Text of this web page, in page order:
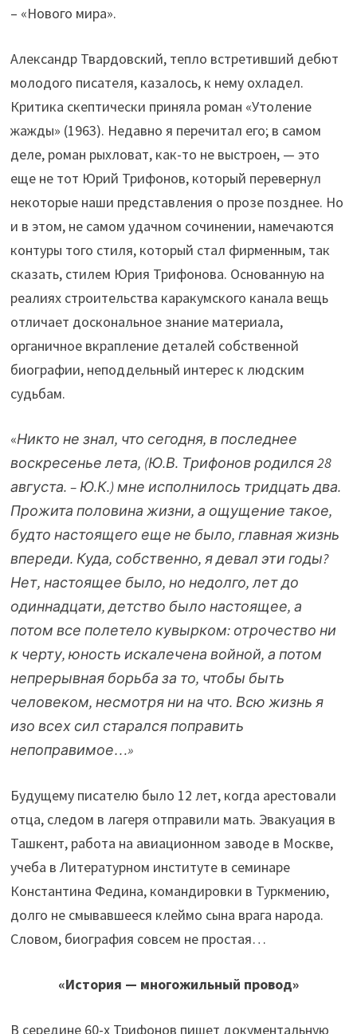
– «Нового мира».
Александр Твардовский, тепло встретивший дебют
молодого писателя, казалось, к нему охладел.
Критика скептически приняла роман «Утоление
жажды» (1963). Недавно я перечитал его; в самом
деле, роман рыхловат, как-то не выстроен, — это
еще не тот Юрий Трифонов, который перевернул
некоторые наши представления о прозе позднее. Но
и в этом, не самом удачном сочинении, намечаются
контуры того стиля, который стал фирменным, так
сказать, стилем Юрия Трифонова. Основанную на
реалиях строительства каракумского канала вещь
отличает доскональное знание материала,
органичное вкрапление деталей собственной
биографии, неподдельный интерес к людским
судьбам.
«Никто не знал, что сегодня, в последнее
воскресенье лета, (Ю.В. Трифонов родился 28
августа. – Ю.К.) мне исполнилось тридцать два.
Прожита половина жизни, а ощущение такое,
будто настоящего еще не было, главная жизнь
впереди. Куда, собственно, я девал эти годы?
Нет, настоящее было, но недолго, лет до
одиннадцати, детство было настоящее, а
потом все полетело кувырком: отрочество ни
к черту, юность искалечена войной, а потом
непрерывная борьба за то, чтобы быть
человеком, несмотря ни на что. Всю жизнь я
изо всех сил старался поправить
непоправимое…»
Будущему писателю было 12 лет, когда арестовали
отца, следом в лагеря отправили мать. Эвакуация в
Ташкент, работа на авиационном заводе в Москве,
учеба в Литературном институте в семинаре
Константина Федина, командировки в Туркмению,
долго не смывавшееся клеймо сына врага народа.
Словом, биография совсем не простая…
«История — многожильный провод»
В середине 60-х Трифонов пишет документальную